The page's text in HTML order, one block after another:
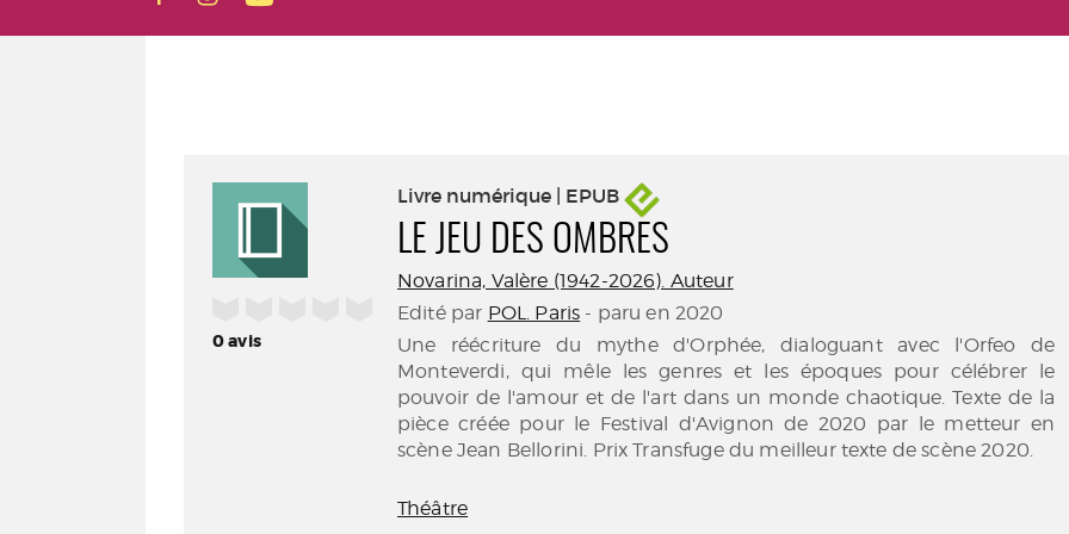
0avis
Livre numérique | EPUB
LE JEU DES OMBRES
Novarina, Valère (1942-2026). Auteur
Edité par POL. Paris - paru en 2020
Une réécriture du mythe d'Orphée, dialoguant avec l'Orfeo de
Monteverdi, qui mêle les genres et les époques pour célébrer le
pouvoir de l'amour et de l'art dans un monde chaotique. Texte de la
pièce créée pour le Festival d'Avignon de 2020 par le metteur en
scène Jean Bellorini. Prix Transfuge du meilleur texte de scène 2020.
Théâtre